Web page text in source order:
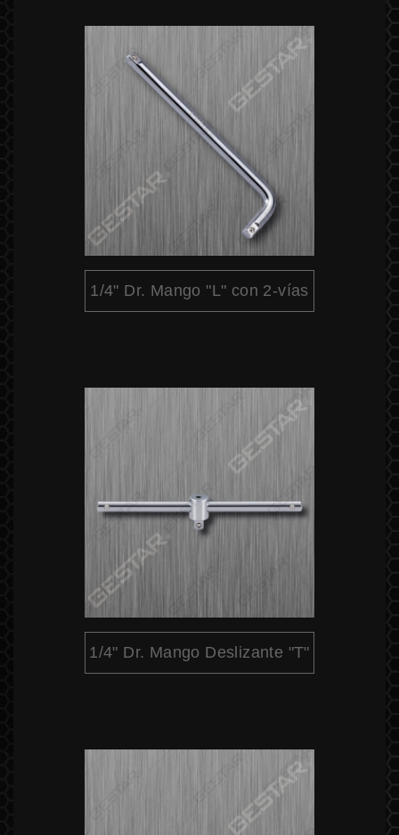
1/4" Dr. Mango "L" con 2-vías
1/4" Dr. Mango Deslizante "T"